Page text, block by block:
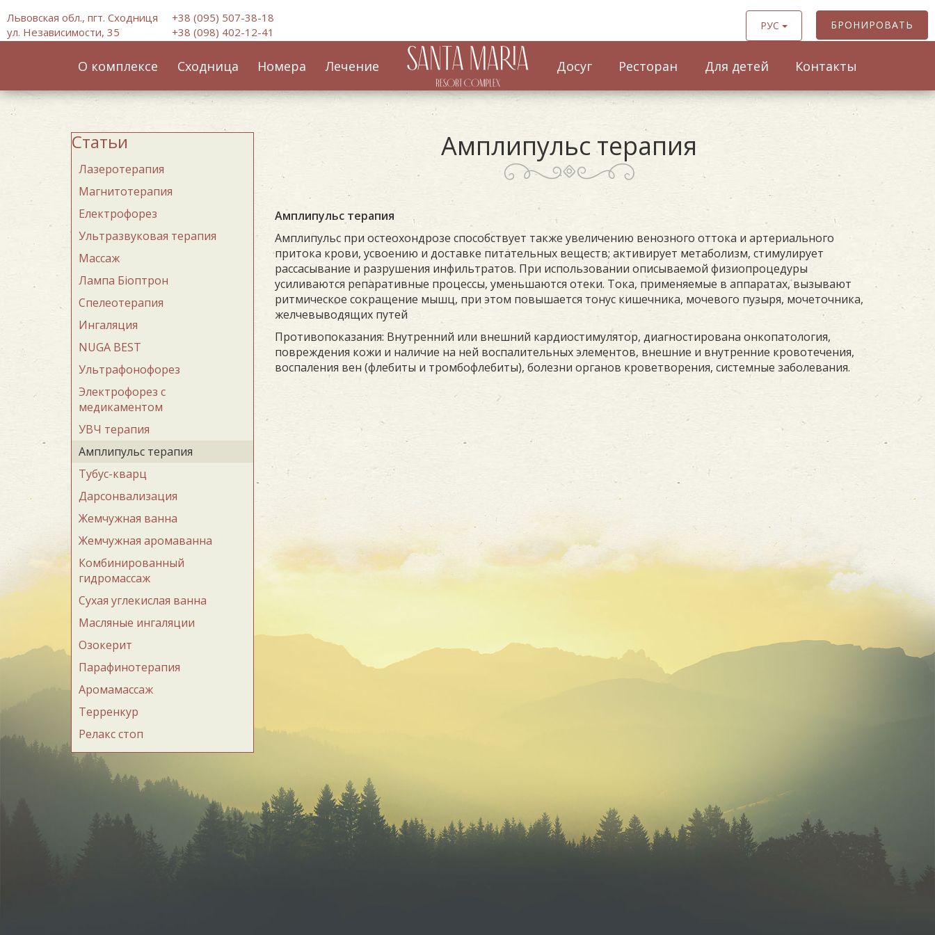
Львовская обл., пгт. Сходниця
ул. Независимости, 35
+38 (095) 507-38-18
+38 (098) 402-12-41
БРОНИРОВАТЬ
РУС
О комплексе Сходница Номера Лечение Досуг Ресторан Для детей Контакты
Статьи
Лазеротерапия
Магнитотерапия
Електрофорез
Ультразвуковая терапия
Массаж
Лампа Бiоптрон
Спелеотерапия
Ингаляция
NUGA BEST
Ультрафонофорез
Электрофорез с
медикаментом
УВЧ терапия
Амплипульс терапия
Тубус-кварц
Дарсонвализация
Жемчужная ванна
Жемчужная аромаванна
Комбинированный
гидромассаж
Сухая углекислая ванна
Масляные ингаляции
Озокерит
Парафинотерапия
Аромамассаж
Терренкур
Релакс стоп
Амплипульс терапия
Амплипульс терапия
Амплипульс при остеохондрозе способствует также увеличению венозного оттока и артериального
притока крови, усвоению и доставке питательных веществ; активирует метаболизм, стимулирует
рассасывание и разрушения инфильтратов. При использовании описываемой физиопроцедуры
усиливаются репаративные процессы, уменьшаются отеки. Тока, применяемые в аппаратах, вызывают
ритмическое сокращение мышц, при этом повышается тонус кишечника, мочевого пузыря, мочеточника,
желчевыводящих путей
Противопоказания: Внутренний или внешний кардиостимулятор, диагностирована онкопатология,
повреждения кожи и наличие на ней воспалительных элементов, внешние и внутренние кровотечения,
воспаления вен (флебиты и тромбофлебиты), болезни органов кроветворения, системные заболевания.